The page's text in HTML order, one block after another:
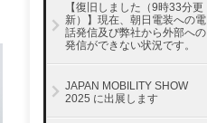
【復旧しました（9時33分更
新）】現在、朝日電装への電
話発信及び弊社から外部への
発信ができない状況です。
JAPAN MOBILITY SHOW
2025 に出展します